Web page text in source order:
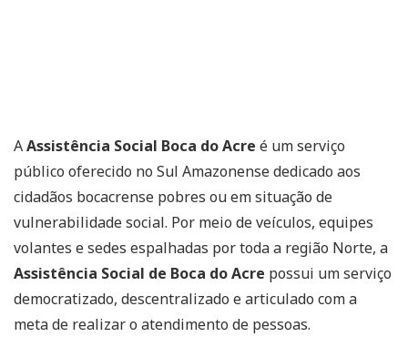
AAssistência Social Boca do Acre é um serviço
público oferecido no Sul Amazonense dedicado aos
cidadãos bocacrense pobres ou em situação de
vulnerabilidade social. Por meio de veículos, equipes
volantes e sedes espalhadas por toda a região Norte, a
Assistência Social de Boca do Acre possui um serviço
democratizado, descentralizado e articulado com a
meta de realizar o atendimento de pessoas.